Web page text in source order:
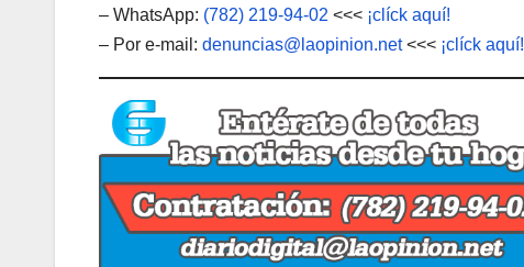
– WhatsApp: (782) 219-94-02 <<< ¡clíck aquí!
– Por e-mail: denuncias@laopinion.net<<< ¡clíck aquí!